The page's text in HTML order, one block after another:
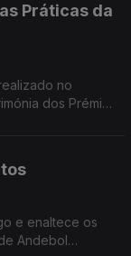
Práticas da
no
dos Prémios
e enaltece os